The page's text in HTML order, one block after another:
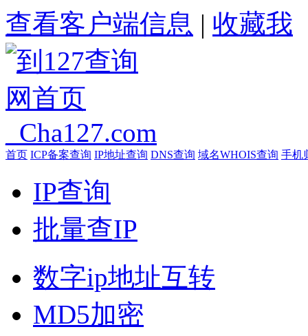
查看客户端信息 | 收藏我
首页 ICP备案查询 IP地址查询 DNS查询 域名WHOIS查询 手机
IP查询
批量查IP
数字ip地址互转
MD5加密